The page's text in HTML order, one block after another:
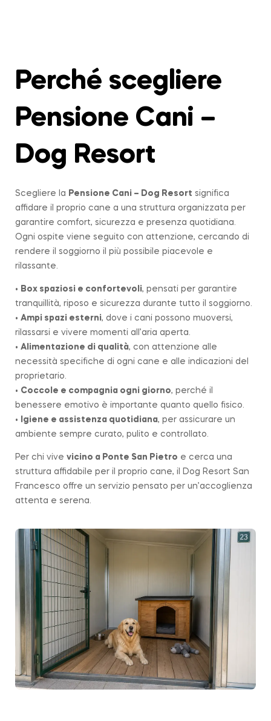
Perché scegliere
Pensione Cani –
Dog Resort
Scegliere la Pensione Cani – Dog Resort significa
affidare il proprio cane a una struttura organizzata per
garantire comfort, sicurezza e presenza quotidiana.
Ogni ospite viene seguito con attenzione, cercando di
rendere il soggiorno il più possibile piacevole e
rilassante.
• Box spaziosi e confortevoli, pensati per garantire
tranquillità, riposo e sicurezza durante tutto il soggiorno.
• Ampi spazi esterni, dove i cani possono muoversi,
rilassarsi e vivere momenti all’aria aperta.
• Alimentazione di qualità, con attenzione alle
necessità specifiche di ogni cane e alle indicazioni del
proprietario.
• Coccole e compagnia ogni giorno, perché il
benessere emotivo è importante quanto quello fisico.
•
Igiene e assistenza quotidiana, per assicurare un
ambiente sempre curato, pulito e controllato.
Per chi vive vicino a Ponte San Pietro e cerca una
struttura affidabile per il proprio cane, il Dog Resort San
Francesco offre un servizio pensato per un’accoglienza
attenta e serena.